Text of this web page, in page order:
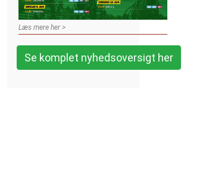
Læs mere her >
Se komplet nyhedsoversigt her